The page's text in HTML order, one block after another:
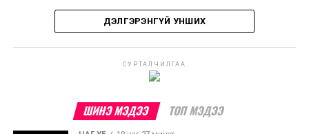
улсад өргөн ашиглаж байна.
бодлогын газраас мэдээллээ.
ДЭЛГЭРЭНГҮЙ УНШИХ
СУРТАЛЧИЛГАА
ШИНЭ МЭДЭЭ ТОП МЭДЭЭ